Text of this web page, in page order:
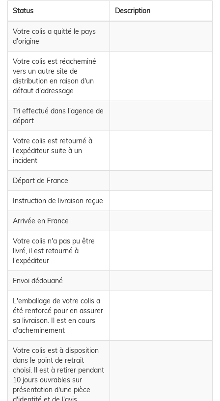
Status Description
Votre colis a quitté le pays
d'origine
Votre colis est réacheminé
vers un autre site de
distribution en raison d'un
défaut d'adressage
Tri effectué dans l'agence de
départ
Votre colis est retourné à
l'expéditeur suite à un
incident
Départ de France
Instruction de livraison reçue
Arrivée en France
Votre colis n'a pas pu être
livré, il est retourné à
l'expéditeur
Envoi dédouané
L'emballage de votre colis a
été renforcé pour en assurer
sa livraison. Il est en cours
d'acheminement
Votre colis est à disposition
dans le point de retrait
choisi. Il est à retirer pendant
10 jours ouvrables sur
présentation d'une pièce